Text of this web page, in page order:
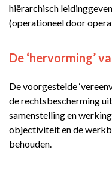
hiërarchisch
(operationeel door
De ‘hervorming’
De voorgestelde
de rechtsbescherming
samenstelling en
objectiviteit en de
behouden.